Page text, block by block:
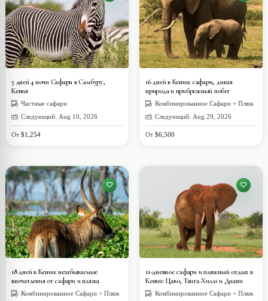
5 дней 4 ночи Сафари в Самбуру,
Кения
Частные сафари
Следующий: Aug 10, 2026
От $1,254
16 дней в Кении: сафари, дикая
природа и прибрежный побег
Комбинированное Сафари + Пляж
Следующий: Aug 29, 2026
От $6,500
18 дней в Кении: незабываемые
впечатления от сафари и пляжа
Комбинированное Сафари + Пляж
11-дневное сафари и пляжный отдых в
Кении: Цаво, Таита-Хиллз и Диани
Комбинированное Сафари + Пляж